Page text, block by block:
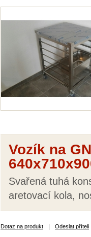
Vozík na
Svařená tuhá
aretovací kola,
Dotaz na produkt Odeslat příteli